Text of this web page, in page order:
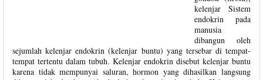
kelenjar Sistem
endokrin pada
manusia
dibangun oleh
sejumlah kelenjar endokrin (kelenjar buntu) yang tersebar di tempat-
tempat tertentu dalam tubuh. Kelenjar endokrin disebut kelenjar buntu
karena tidak mempunyai saluran, hormon yang dihasilkan langsung